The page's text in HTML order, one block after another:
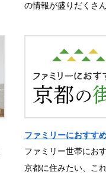
の情報が盛りだくさ
ファミリーにおすす
ファミリー世帯にお
京都に住みたい、こ